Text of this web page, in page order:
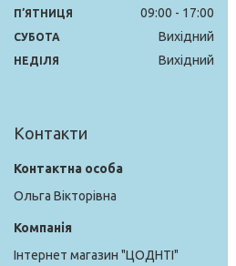
ПʼЯТНИЦЯ 09:00 17:00
СУБОТА Вихідний
НЕДІЛЯ Вихідний
Контакти
Ольга Вікторівна
Інтернет магазин "ЦОДНТІ"